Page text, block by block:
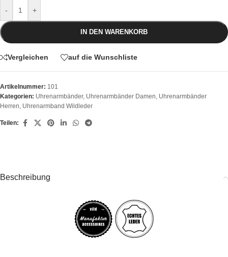
- +
IN DEN WARENKORB
Vergleichen auf die Wunschliste
Artikelnummer: 101
Kategorien: Uhrenarmbänder, Uhrenarmbänder Damen, Uhrenarmbänder
Herren, Uhrenarmband Wildleder
Teilen:
Beschreibung